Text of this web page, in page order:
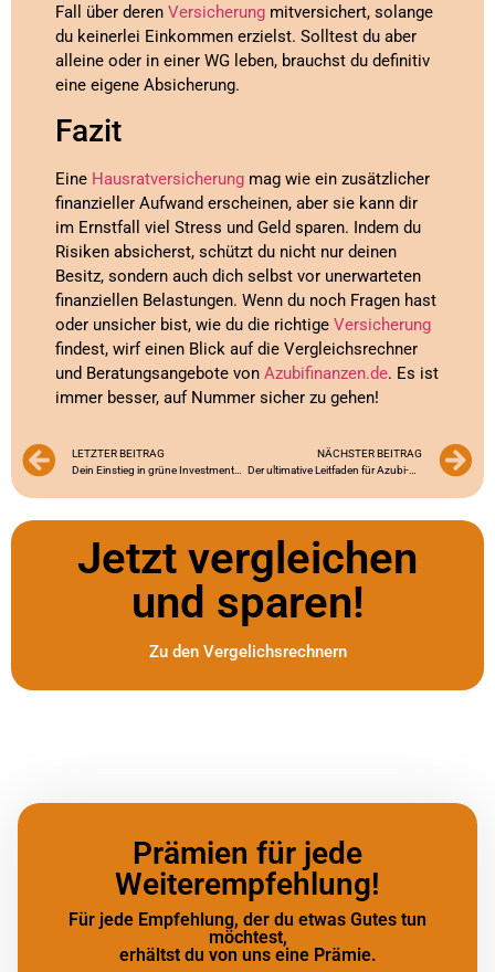
Fall über deren Versicherung mitversichert, solange
du keinerlei Einkommen erzielst. Solltest du aber
alleine oder in einer WG leben, brauchst du definitiv
eine eigene Absicherung.
Fazit
Eine Hausratversicherung mag wie ein zusätzlicher
finanzieller Aufwand erscheinen, aber sie kann dir
im Ernstfall viel Stress und Geld sparen. Indem du
Risiken absicherst, schützt du nicht nur deinen
Besitz, sondern auch dich selbst vor unerwarteten
finanziellen Belastungen. Wenn du noch Fragen hast
oder unsicher bist, wie du die richtige Versicherung
findest, wirf einen Blick auf die Vergleichsrechner
und Beratungsangebote von Azubifinanzen.de. Es ist
immer besser, auf Nummer sicher zu gehen!
LETZTER BEITRAG
Dein Einstieg in grüne Investments: Nachhaltigkeit trifft Finanzen
NÄCHSTER BEITRAG
Der ultimative Leitfaden für Azubi-Kredite: Alles, was du wissen musst!
Jetzt vergleichen
und sparen!
Zu den Vergelichsrechnern
Prämien für jede
Weiterempfehlung!
Für jede Empfehlung, der du etwas Gutes tun
möchtest,
erhältst du von uns eine Prämie.